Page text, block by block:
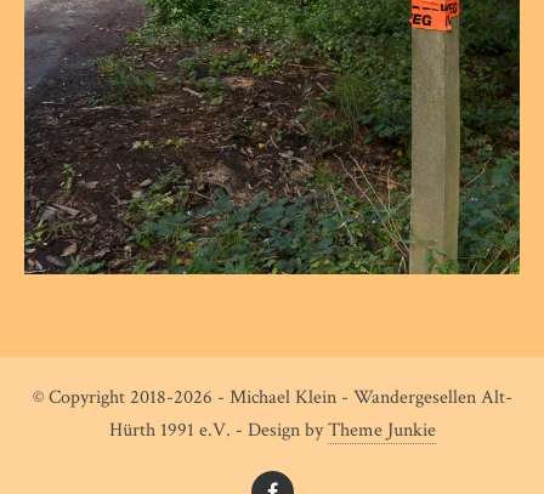
© Copyright 2018-2026 - Michael Klein - Wandergesellen Alt-
Hürth 1991 e.V. - Design byTheme Junkie